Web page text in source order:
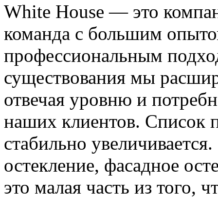
White House — это
команда с большим
профессиональным
существования мы
отвечая уровню и
наших клиентов. Список
стабильно
остекление, фасадное
это малая часть из того,